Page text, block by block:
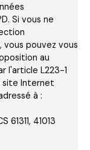
Si vous ne
pouvez vous
au
l'article L223-1
site Internet
à :
41013